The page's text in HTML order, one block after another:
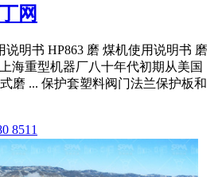
网
说明书 HP863 磨 煤机使用说明书 磨
海重型机器厂八十年代初期从美国
磨 ... 保护套塑料阀门法兰保护板和
8511